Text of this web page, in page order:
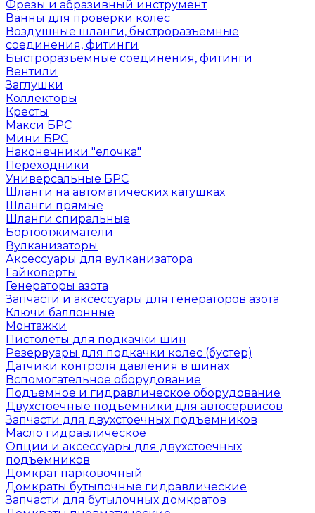
Фрезы и абразивный инструмент
Ванны для проверки колес
Воздушные шланги, быстроразъемные
соединения, фитинги
Быстроразъемные соединения, фитинги
Вентили
Заглушки
Коллекторы
Кресты
Макси БРС
Мини БРС
Наконечники "елочка"
Переходники
Универсальные БРС
Шланги на автоматических катушках
Шланги прямые
Шланги спиральные
Бортоотжиматели
Вулканизаторы
Аксессуары для вулканизатора
Гайковерты
Генераторы азота
Запчасти и аксессуары для генераторов азота
Ключи баллонные
Монтажки
Пистолеты для подкачки шин
Резервуары для подкачки колес (бустер)
Датчики контроля давления в шинах
Вспомогательное оборудование
Подъемное и гидравлическое оборудование
Двухстоечные подъемники для автосервисов
Запчасти для двухстоечных подъемников
Масло гидравлическое
Опции и аксессуары для двухстоечных
подъемников
Домкрат парковочный
Домкраты бутылочные гидравлические
Запчасти для бутылочных домкратов